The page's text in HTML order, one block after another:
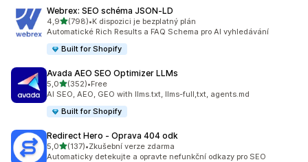
Webrex: SEO schéma JSON‑LD
4,9z 5 hvězd
(798)
Celkový počet recenzí: 798
•K dispozici je bezplatný plán
Automatické Rich Results a FAQ Schema pro AI vyhledávání
Built for Shopify
Avada AEO SEO Optimizer LLMs
5,0z 5 hvězd
(352)
Celkový počet recenzí: 352
•Free
AI SEO, AEO, GEO with llms.txt, llms-full,txt, agents.md
Built for Shopify
Redirect Hero ‑ Oprava 404 odk
5,0z 5 hvězd
(137)
Celkový počet recenzí: 137
•Zkušební verze zdarma
Automaticky detekujte a opravte nefunkční odkazy pro SEO